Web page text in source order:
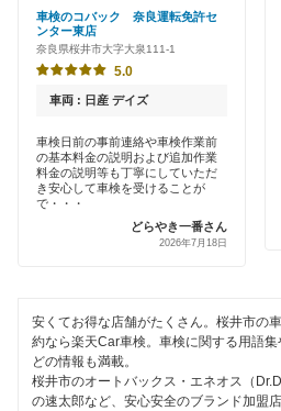
橿原市
葛城市
北葛城郡
五條市
御所市
天理市
奈良市
新車初回割りあり
土日祝OK
ハイブリッド車OK
EV車OK
アップル車検
オートバックス
出光リテール車検
伊藤忠エネクス
車検のコバック
出光興産「らくらく安心車検」
車検のコバック 奈良運転免許セ
ンター東店
奈良県桜井市大字大泉111-1
5.0
車両 : 日産 デイズ
車検日前の事前連絡や車検作業前
の基本料金の説明および追加作業
料金の説明等も丁寧にしていただ
き安心して車検を受けることが
で・・・
どらやき一番さん
2026年7月18日
安くてお得な店舗がたくさん。桜井市の
約なら楽天Car車検。車検に関する用語
どの情報も満載。
桜井市のオートバックス・エネオス（
の速太郎など、安心安全のブランド加盟